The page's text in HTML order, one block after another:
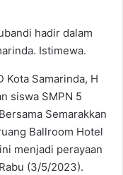
hadir dalam
Istimewa.
Kota Samarinda, H
siswa SMPN 5
Semarakkan
Ballroom Hotel
menjadi perayaan
(3/5/2023).